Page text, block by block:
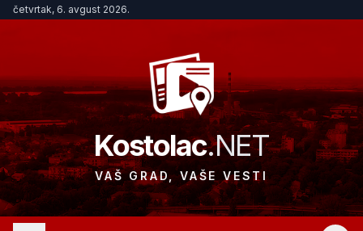
četvrtak, 6. avgust 2026.
Kostolac.NET
VAŠ GRAD, VAŠE VESTI